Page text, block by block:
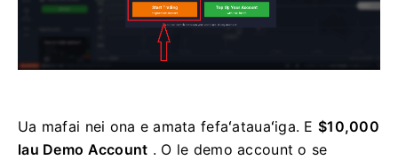
Ua mafai nei ona e amata fefaʻatauaʻiga. E$10,000
lau Demo Account . O le demo account o se